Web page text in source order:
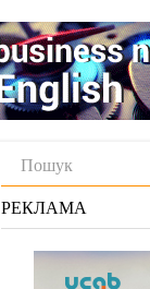
РЕКЛАМА